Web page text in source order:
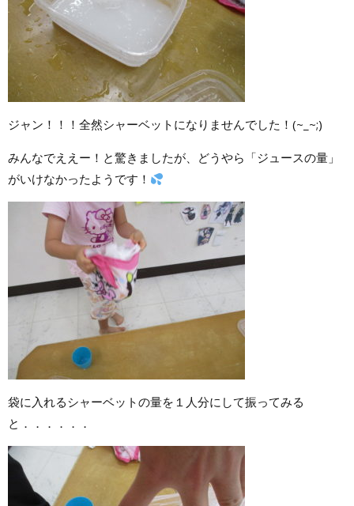
ジャン！！！全然シャーベットになりませんでした！(~_~;)
みんなでええー！と驚きましたが、どうやら「ジュースの量」
がいけなかったようです！
袋に入れるシャーベットの量を１人分にして振ってみる
と．．．．．．